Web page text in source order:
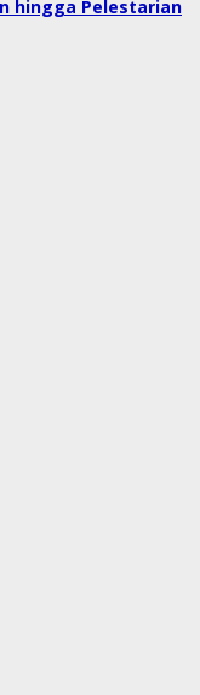
hingga Pelestarian